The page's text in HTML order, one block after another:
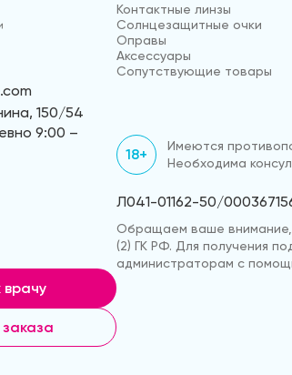
150/54
9:00 –
врачу
заказа
Контактные линзы
Солнцезащитные очки
Оправы
Аксессуары
Сопутствующие товары
18+
Имеются
Необходима
Л041-01162-50/
Обращаем ваше внимание,
(2) ГК РФ. Для получения
администраторам с